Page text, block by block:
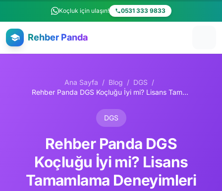
Ana içeriğe atlaKoçluk için ulaşın! 0531 333 9833
Rehber Panda
Ana Sayfa / Blog / DGS /
Rehber Panda DGS Koçluğu İyi mi? Lisans Tamamlama Deneyimleri 2026
DGS
Rehber Panda DGS
Koçluğu İyi mi? Lisans
Tamamlama Deneyimleri